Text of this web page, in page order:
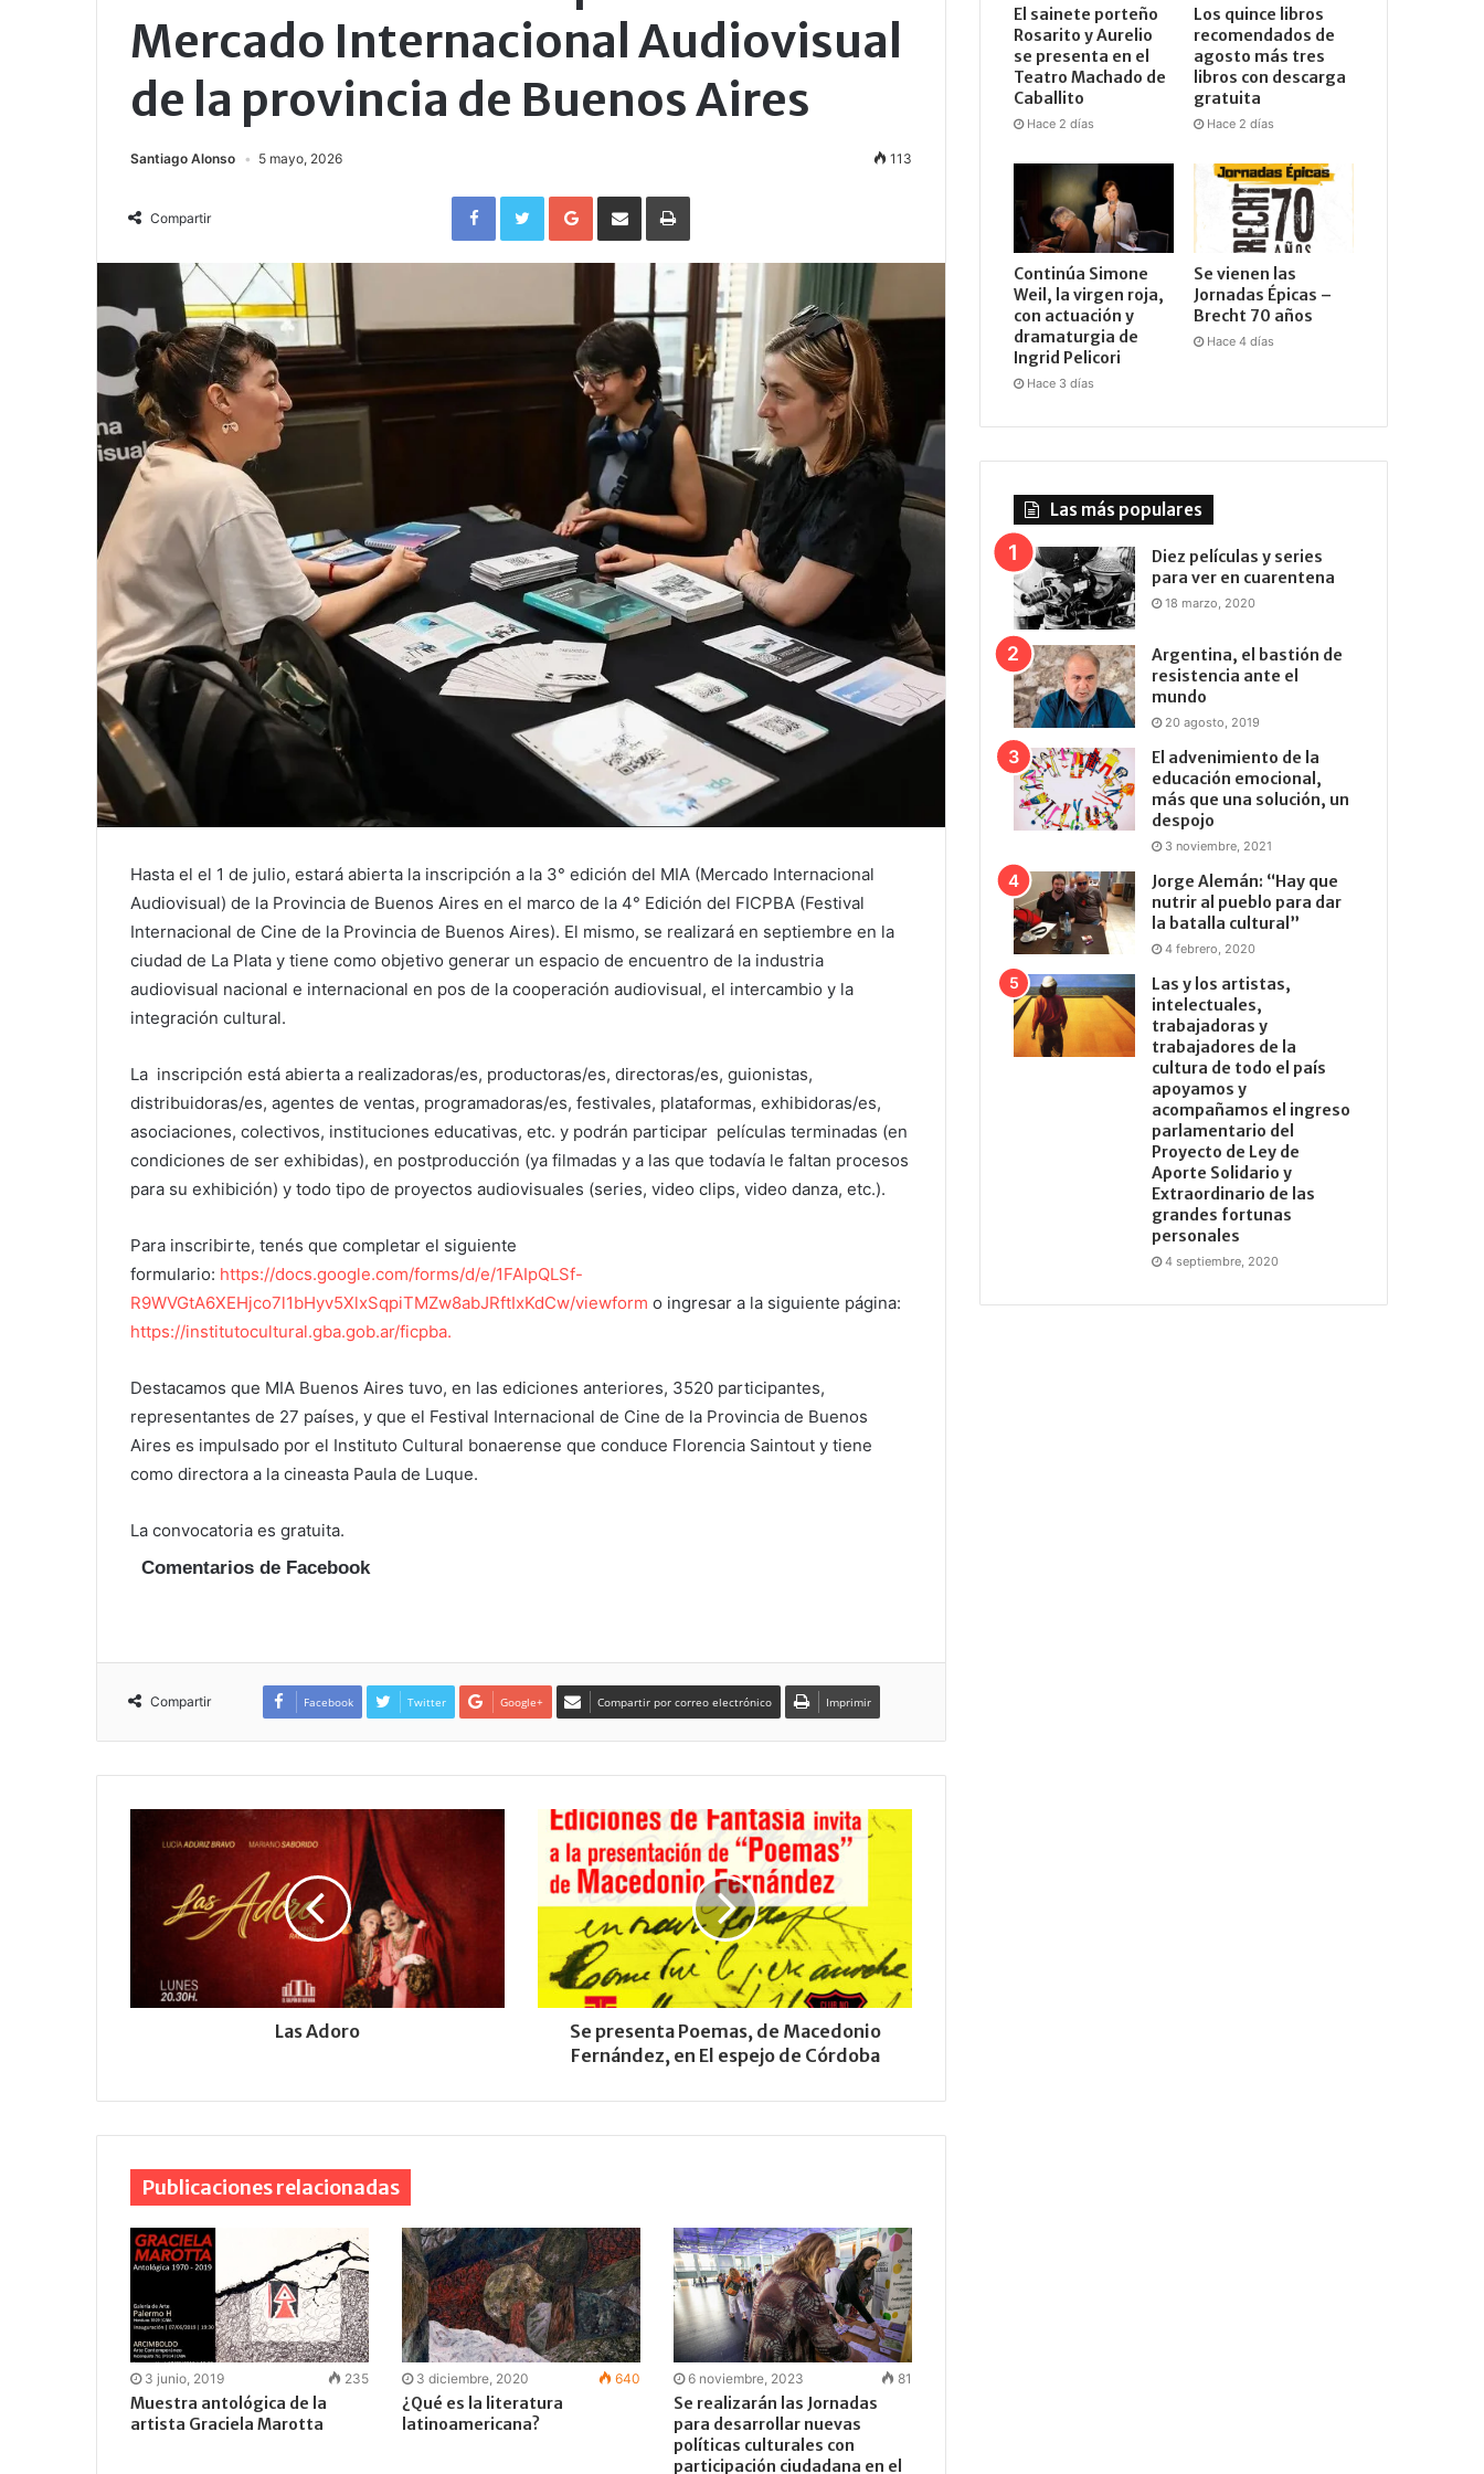
Mercado Internacional Audiovisual
de la provincia de Buenos Aires
Santiago Alonso 5 mayo, 2026 113
Compartir
FacebookTwitterGoogle+Compartir por correo electrónicoImprimir
Hasta el el 1 de julio, estará abierta la inscripción a la 3° edición del MIA (Mercado Internacional
Audiovisual) de la Provincia de Buenos Aires en el marco de la 4° Edición del FICPBA (Festival
Internacional de Cine de la Provincia de Buenos Aires). El mismo, se realizará en septiembre en la
ciudad de La Plata y tiene como objetivo generar un espacio de encuentro de la industria
audiovisual nacional e internacional en pos de la cooperación audiovisual, el intercambio y la
integración cultural.
La inscripción está abierta a realizadoras/es, productoras/es, directoras/es, guionistas,
distribuidoras/es, agentes de ventas, programadoras/es, festivales, plataformas, exhibidoras/es,
asociaciones, colectivos, instituciones educativas, etc. y podrán participar películas terminadas (en
condiciones de ser exhibidas), en postproducción (ya filmadas y a las que todavía le faltan procesos
para su exhibición) y todo tipo de proyectos audiovisuales (series, video clips, video danza, etc.).
Para inscribirte, tenés que completar el siguiente
formulario: https://docs.google.com/forms/d/e/1FAIpQLSf-
R9WVGtA6XEHjco7l1bHyv5XlxSqpiTMZw8abJRftIxKdCw/viewform o ingresar a la siguiente página:
https://institutocultural.gba.gob.ar/ficpba.
Destacamos que MIA Buenos Aires tuvo, en las ediciones anteriores, 3520 participantes,
representantes de 27 países, y que el Festival Internacional de Cine de la Provincia de Buenos
Aires es impulsado por el Instituto Cultural bonaerense que conduce Florencia Saintout y tiene
como directora a la cineasta Paula de Luque.
La convocatoria es gratuita.
Comentarios de Facebook
Compartir Facebook Twitter Google+ Compartir por correo electrónico Imprimir
Las Adoro
Se presenta Poemas, de Macedonio
Fernández, en El espejo de Córdoba
Publicaciones relacionadas
3 junio, 2019 235
Muestra antológica de la
artista Graciela Marotta
3 diciembre, 2020 640
¿Qué es la literatura
latinoamericana?
6 noviembre, 2023 81
Se realizarán las Jornadas
para desarrollar nuevas
políticas culturales con
participación ciudadana en el
El sainete porteño
Rosarito y Aurelio
se presenta en el
Teatro Machado de
Caballito
Hace 2 días
Los quince libros
recomendados de
agosto más tres
libros con descarga
gratuita
Hace 2 días
Continúa Simone
Weil, la virgen roja,
con actuación y
dramaturgia de
Ingrid Pelicori
Hace 3 días
Se vienen las
Jornadas Épicas –
Brecht 70 años
Hace 4 días
Las más populares
Diez películas y series
para ver en cuarentena
18 marzo, 2020
Argentina, el bastión de
resistencia ante el
mundo
20 agosto, 2019
El advenimiento de la
educación emocional,
más que una solución, un
despojo
3 noviembre, 2021
Jorge Alemán: “Hay que
nutrir al pueblo para dar
la batalla cultural”
4 febrero, 2020
Las y los artistas,
intelectuales,
trabajadoras y
trabajadores de la
cultura de todo el país
apoyamos y
acompañamos el ingreso
parlamentario del
Proyecto de Ley de
Aporte Solidario y
Extraordinario de las
grandes fortunas
personales
4 septiembre, 2020